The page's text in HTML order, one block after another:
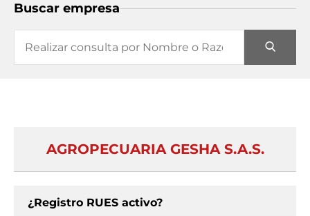
Buscar empresa
AGROPECUARIA GESHA S.A.S.
¿Registro RUES activo?